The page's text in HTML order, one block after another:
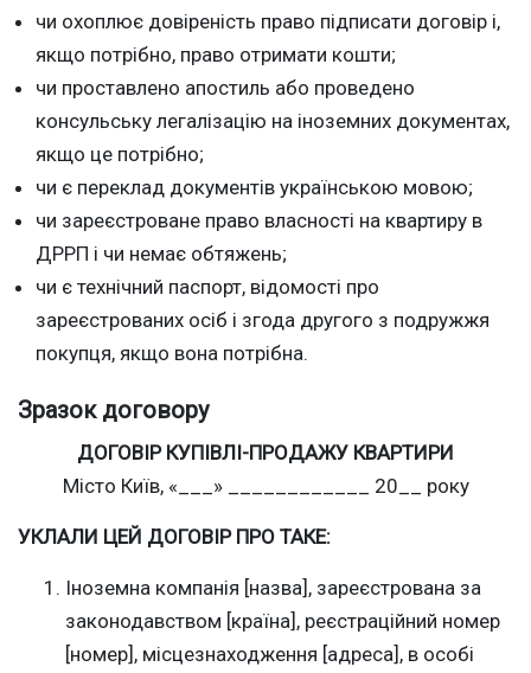
чи охоплює довіреність право підписати договір і,
якщо потрібно, право отримати кошти;
чи проставлено апостиль або проведено
консульську легалізацію на іноземних документах,
якщо це потрібно;
чи є переклад документів українською мовою;
чи зареєстроване право власності на квартиру в
ДРРП і чи немає обтяжень;
чи є технічний паспорт, відомості про
зареєстрованих осіб і згода другого з подружжя
покупця, якщо вона потрібна.
Зразок договору
ДОГОВІР КУПІВЛІ-ПРОДАЖУ КВАРТИРИ
Місто Київ, «___» ____________ 20__ року
УКЛАЛИ ЦЕЙ ДОГОВІР ПРО ТАКЕ:
Іноземна компанія [назва], зареєстрована за
законодавством [країна], реєстраційний номер
[номер], місцезнаходження [адреса], в особі